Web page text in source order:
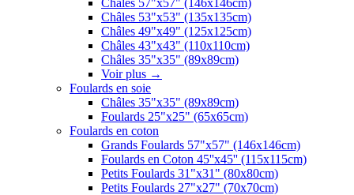
Châles 53"x53" (135x135cm)
Châles 49"x49" (125x125cm)
Châles 43"x43" (110x110cm)
Châles 35"x35" (89x89cm)
Voir plus →
Foulards en soie
Châles 35"x35" (89x89cm)
Foulards 25"x25" (65x65cm)
Foulards en coton
Grands Foulards 57"x57" (146x146cm)
Foulards en Coton 45''x45'' (115x115cm)
Petits Foulards 31"x31" (80x80cm)
Petits Foulards 27"x27" (70x70cm)